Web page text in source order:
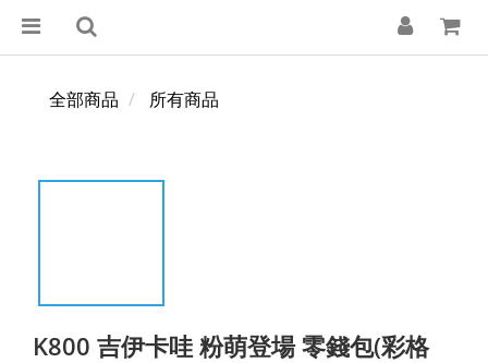
全部商品 所有商品
K800 吉伊卡哇 粉萌登場 零錢包(彩格